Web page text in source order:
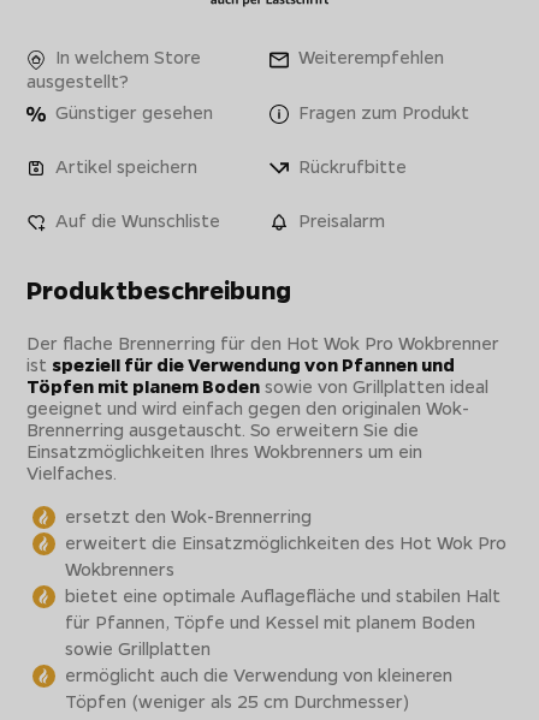
In welchem Store
ausgestellt?
Weiterempfehlen
Günstiger gesehen Fragen zum Produkt
Artikel speichern Rückrufbitte
Auf die Wunschliste Preisalarm
Produktbeschreibung
Der flache Brennerring für den Hot Wok Pro Wokbrenner
ist speziell für die Verwendung von Pfannen und
Töpfen mit planem Boden sowie von Grillplatten ideal
geeignet und wird einfach gegen den originalen Wok-
Brennerring ausgetauscht. So erweitern Sie die
Einsatzmöglichkeiten Ihres Wokbrenners um ein
Vielfaches.
ersetzt den Wok-Brennerring
erweitert die Einsatzmöglichkeiten des Hot Wok Pro
Wokbrenners
bietet eine optimale Auflagefläche und stabilen Halt
für Pfannen, Töpfe und Kessel mit planem Boden
sowie Grillplatten
ermöglicht auch die Verwendung von kleineren
Töpfen (weniger als 25 cm Durchmesser)